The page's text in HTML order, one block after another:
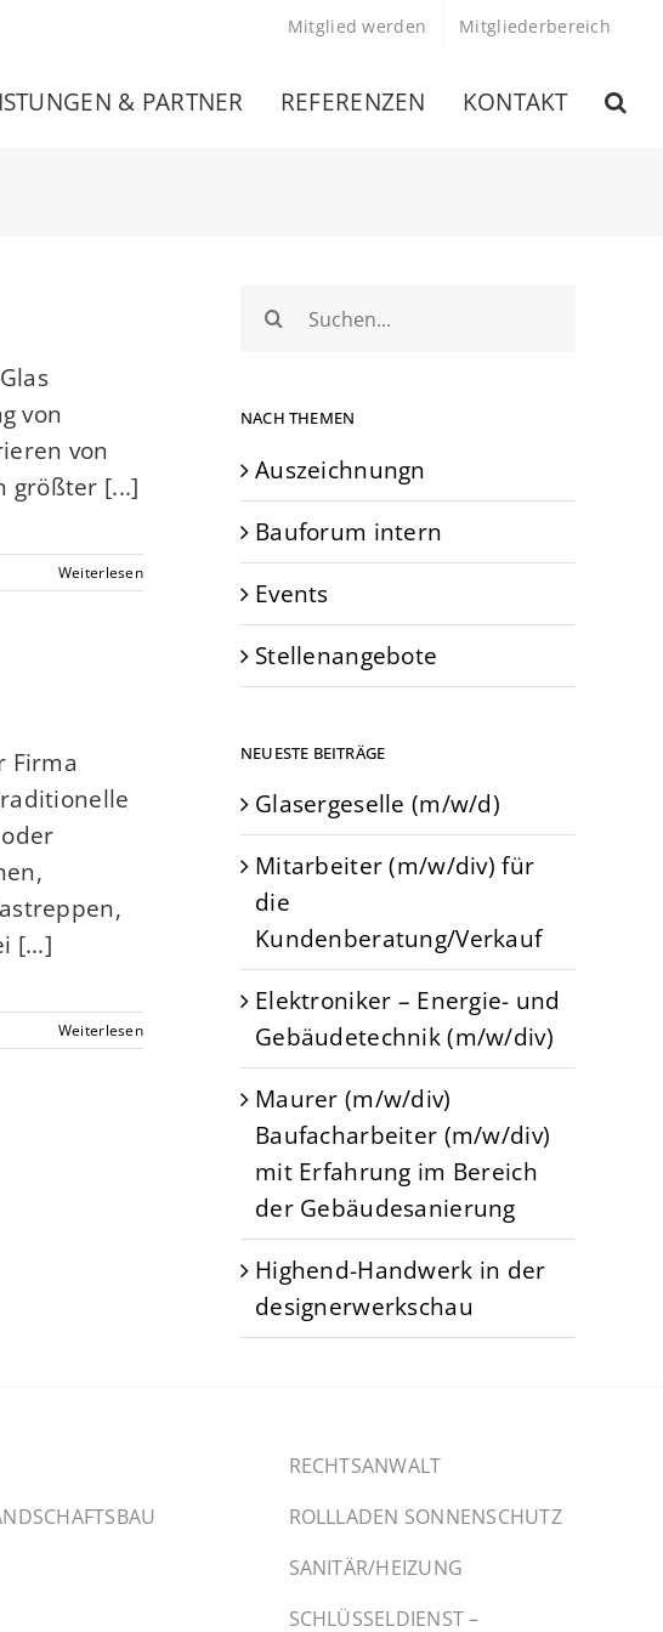
Mitglied werden Mitgliederbereich
& PARTNER REFERENZEN KONTAKT
von
von
größter [...]
Weiterlesen
Firma
[...]
Weiterlesen
Suche
nach:
NACH THEMEN
Auszeichnungn
Bauforum intern
Events
Stellenangebote
NEUESTE BEITRÄGE
Glasergeselle (m/w/d)
Mitarbeiter (m/w/div) für
die
Kundenberatung/Verkauf
Elektroniker – Energie- und
Gebäudetechnik (m/w/div)
Maurer (m/w/div)
Baufacharbeiter (m/w/div)
mit Erfahrung im Bereich
der Gebäudesanierung
Highend-Handwerk in der
designerwerkschau
RECHTSANWALT
ROLLLADEN SONNENSCHUTZ
SANITÄR/HEIZUNG
SCHLÜSSELDIENST –